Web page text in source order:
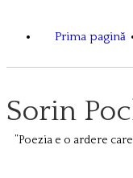
Prima pagină
Sorin
”Poezia e o ardere